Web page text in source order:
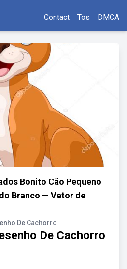
Contact Tos DMCA
Bonito Cão Pequeno
Branco — Vetor de
De Cachorro
De Cachorro